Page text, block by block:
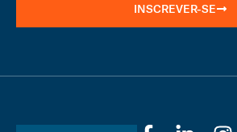
INSCREVER-SE